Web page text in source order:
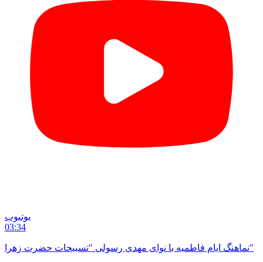
یوتیوب
03:34
نماهنگ ایام فاطمیه با نوای مهدی رسولی "تسبیحات حضرت زهرا"